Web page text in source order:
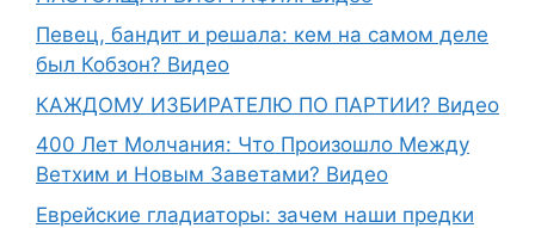
Певец, бандит и решала: кем на самом деле
был Кобзон? Видео
КАЖДОМУ ИЗБИРАТЕЛЮ ПО ПАРТИИ? Видео
400 Лет Молчания: Что Произошло Между
Ветхим и Новым Заветами? Видео
Еврейские гладиаторы: зачем наши предки